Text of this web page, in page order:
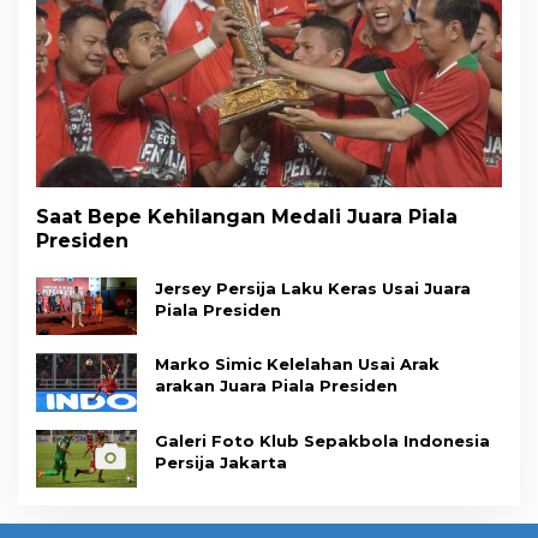
Saat Bepe Kehilangan Medali Juara Piala
Presiden
Jersey Persija Laku Keras Usai Juara
Piala Presiden
Marko Simic Kelelahan Usai Arak
arakan Juara Piala Presiden
Galeri Foto Klub Sepakbola Indonesia
Persija Jakarta